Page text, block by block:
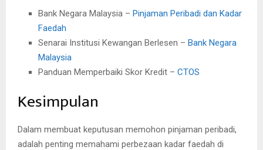
Bank Negara Malaysia – Pinjaman Peribadi dan Kadar
Faedah
Senarai Institusi Kewangan Berlesen – Bank Negara
Malaysia
Panduan Memperbaiki Skor Kredit – CTOS
Kesimpulan
Dalam membuat keputusan memohon pinjaman peribadi,
adalah penting memahami perbezaan kadar faedah di